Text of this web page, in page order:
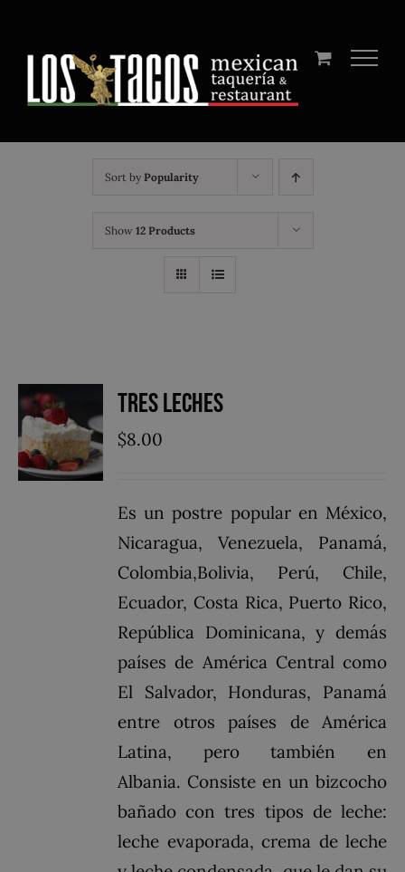
content
Sort by Popularity
Show 12 Products
Tres Leches
$8.00
Es un postre popular en México,
Nicaragua, Venezuela, Panamá,
Colombia,Bolivia, Perú, Chile,
Ecuador, Costa Rica, Puerto Rico,
República Dominicana, y demás
países de América Central como
El Salvador, Honduras, Panamá
entre otros países de América
Latina, pero también en
Albania. Consiste en un bizcocho
bañado con tres tipos de leche:
leche evaporada, crema de leche